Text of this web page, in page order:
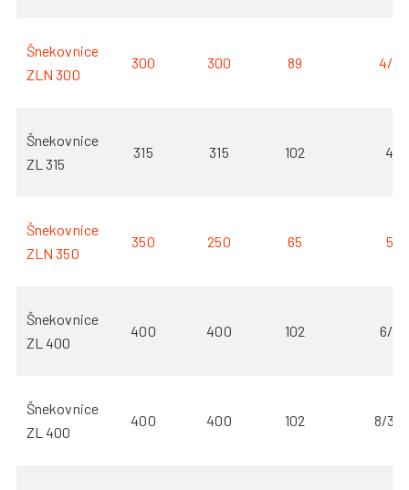
Šnekovnice
ZLN 300
300 300 89 4/2
Šnekovnice
ZL 315
315 315 102 4
Šnekovnice
ZLN 350
350 250 65 5
Šnekovnice
ZL 400
400 400 102 6/3
Šnekovnice
ZL 400
400 400 102 8/3,5